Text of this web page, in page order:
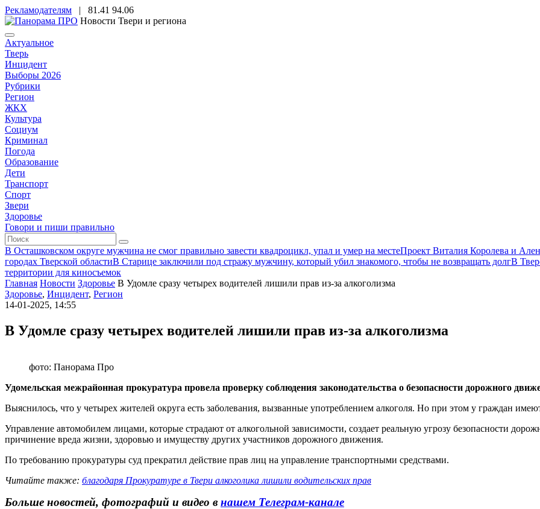
Рекламодателям | 81.41 94.06
Новости Твери и региона
Актуальное
Тверь
Инцидент
Выборы 2026
Рубрики
Регион
ЖКХ
Культура
Социум
Криминал
Погода
Образование
Дети
Транспорт
Спорт
Звери
Здоровье
Говори и пиши правильно
В Осташковском округе мужчина не смог правильно завести квадроцикл, упал и умер на местеПроект Виталия Королева и
городах Тверской областиВ Старице заключили под стражу мужчину, который убил знакомого, чтобы не возвращать долгВ
территории для киносъемок
Главная Новости Здоровье В Удомле сразу четырех водителей лишили прав из-за алкоголизма
Здоровье, Инцидент, Регион
14-01-2025, 14:55
В Удомле сразу четырех водителей лишили прав из-за алкоголизма
фото: Панорама Про
Удомельская межрайонная прокуратура провела проверку соблюдения законодательства о безопасности дорожного
Выяснилось, что у четырех жителей округа есть заболевания, вызванные употреблением алкоголя. Но при этом у граждан
Управление автомобилем лицами, которые страдают от алкогольной зависимости, создает реальную угрозу безопасности
причинение вреда жизни, здоровью и имуществу других участников дорожного движения.
По требованию прокуратуры суд прекратил действие прав лиц на управление транспортными средствами.
Читайте также: благодаря Прокуратуре в Твери алкоголика лишили водительских прав
Больше новостей, фотографий и видео в нашем Телеграм-канале